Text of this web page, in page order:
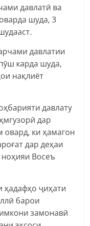
давлатӣ ва
шуда, 3
давлатии
карда шуда,
нақлиёт
давлату
дар
ки ҳамагон
дар деҳаи
Восеъ
ҷиҳати
барои
замонавӣ